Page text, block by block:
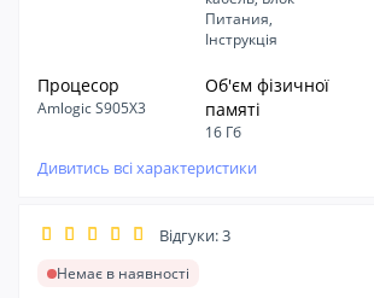
Питания,
Інструкція
Процесор
Amlogic S905X3
Об'єм фізичної
памяті
16 Гб
Дивитись всі характеристики
Відгуки: 3
Немає в наявності